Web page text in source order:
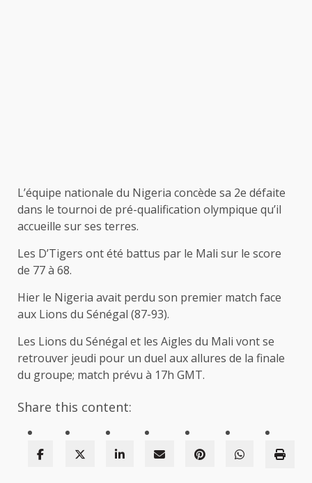
L’équipe nationale du Nigeria concède sa 2e défaite
dans le tournoi de pré-qualification olympique qu’il
accueille sur ses terres.
Les D’Tigers ont été battus par le Mali sur le score
de 77 à 68.
Hier le Nigeria avait perdu son premier match face
aux Lions du Sénégal (87-93).
Les Lions du Sénégal et les Aigles du Mali vont se
retrouver jeudi pour un duel aux allures de la finale
du groupe; match prévu à 17h GMT.
Share this content: